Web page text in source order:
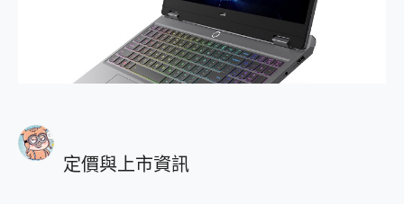
定價與上市資訊